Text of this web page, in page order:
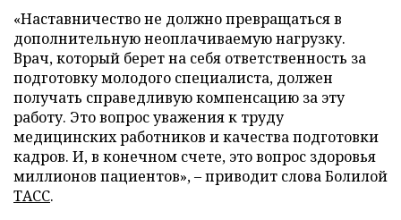
«Наставничество не должно превращаться в
дополнительную неоплачиваемую нагрузку.
Врач, который берет на себя ответственность за
подготовку молодого специалиста, должен
получать справедливую компенсацию за эту
работу. Это вопрос уважения к труду
медицинских работников и качества подготовки
кадров. И, в конечном счете, это вопрос здоровья
миллионов пациентов», – приводит слова Болилой
ТАСС.